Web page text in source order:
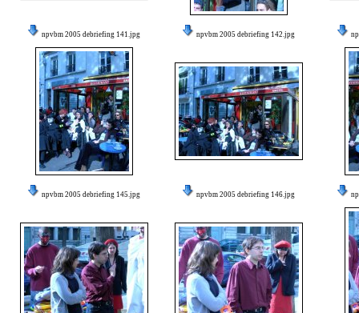
npvbm 2005 debriefing 141.jpg npvbm 2005 debriefing 142.jpg
npvbm 2005 debriefing 145.jpg npvbm 2005 debriefing 146.jpg